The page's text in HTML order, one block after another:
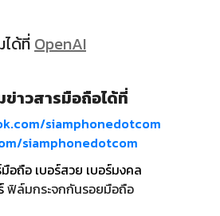
ด้ที่ OpenAI
าวสารมือถือได้ที่
siamphonedotcom
siamphonedotcom
อถือ เบอร์สวย เบอร์มงคล
ฟิล์มกระจกกันรอยมือถือ